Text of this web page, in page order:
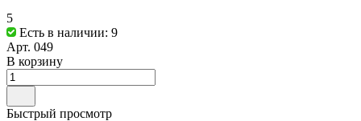
5
Есть в наличии: 9
Арт. 049
В корзину
Быстрый просмотр